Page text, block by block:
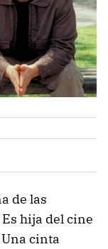
de las
hija del cine
cinta